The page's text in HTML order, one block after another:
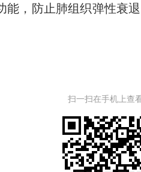
，防止肺组织弹性衰
扫一扫在手机上查